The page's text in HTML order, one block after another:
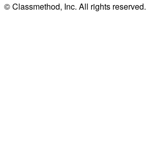
© Classmethod, Inc. All rights reserved.